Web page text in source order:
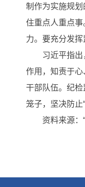
制作为实施规
住重点人重点
力。要充分发
习近平指
作用，知责于
干部队伍。纪
笼子，坚决防
资料来源：